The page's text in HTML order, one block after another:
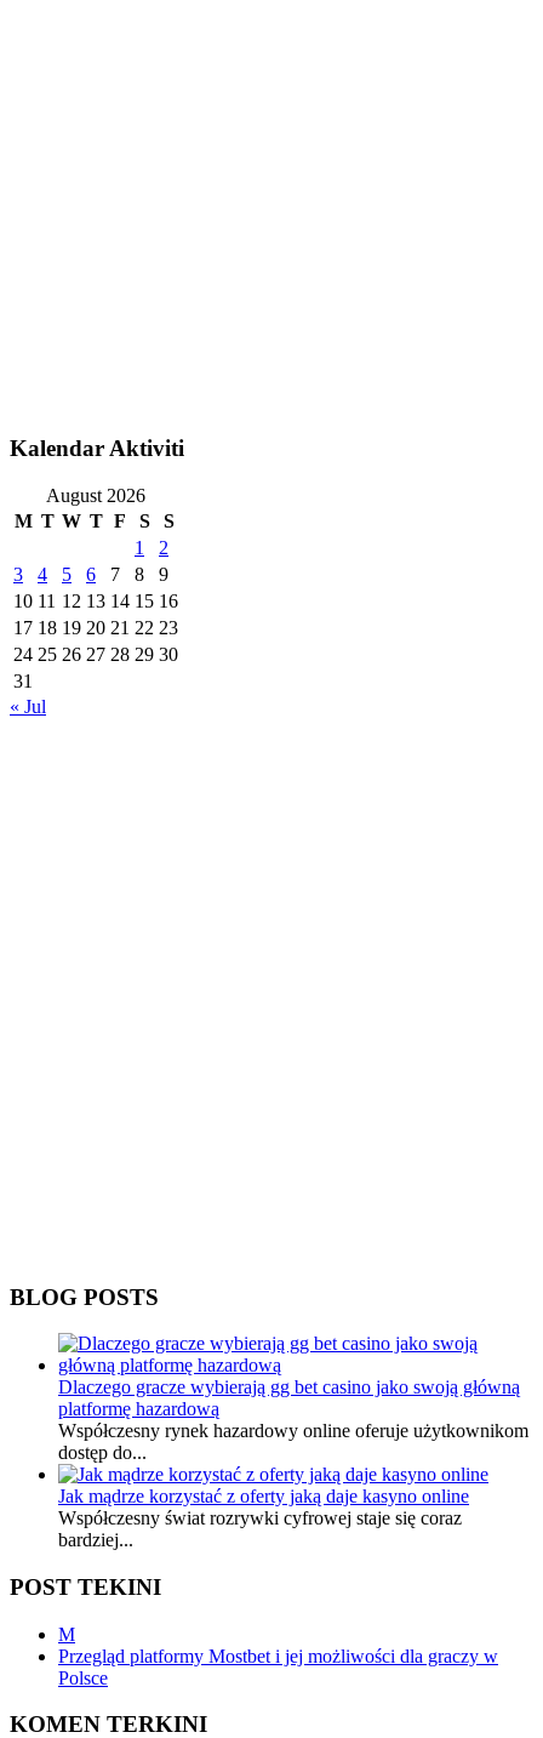
Kalendar Aktiviti
August 2026
M T W T F S
S
1
2
3
4 5 6 7 8
9
10 11 12 13 14 15 16
17 18 19 20 21 22 23
24 25 26 27 28 29 30
31
« Jul
BLOG POSTS
Dlaczego gracze wybierają gg bet casino jako swoją główną
platformę hazardową
Współczesny rynek hazardowy online oferuje użytkownikom
dostęp do...
Jak mądrze korzystać z oferty jaką daje kasyno online
Współczesny świat rozrywki cyfrowej staje się coraz
bardziej...
POST TEKINI
M
Przegląd platformy Mostbet i jej możliwości dla graczy w
Polsce
KOMEN TERKINI